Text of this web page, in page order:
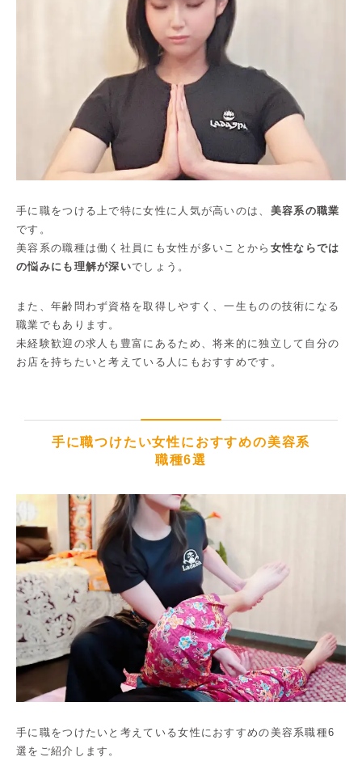
手に職をつける上で特に女性に人気が高いのは、 美容系の職業
です。
美容系の職種は働く社員にも女性が多いことから 女性ならでは
の悩みにも理解が深いでしょう。
また、年齢問わず資格を取得しやすく、一生ものの技術になる
職業でもあります。
未経験歓迎の求人も豊富にあるため、​​将来的に独立して自分の
お店を持ちたいと考えている人にもおすすめです。
手に職つけたい女性におすすめの美容系
職種6選
手に職をつけたいと考えている女性におすすめの美容系職種6
選をご紹介します。